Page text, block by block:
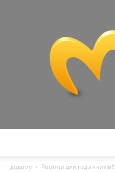
додому Ремінці для